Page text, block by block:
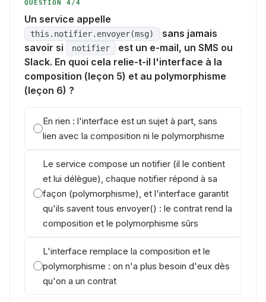
QUESTION 4/4
Un service appelle
this.notifier.envoyer(msg)
sans jamais
savoir si
notifier
est un e-mail, un SMS ou
Slack. En quoi cela relie-t-il l'interface à la
composition (leçon 5) et au polymorphisme
(leçon 6) ?
En rien : l'interface est un sujet à part, sans
lien avec la composition ni le polymorphisme
Le service compose un notifier (il le contient
et lui délègue), chaque notifier répond à sa
façon (polymorphisme), et l'interface garantit
qu'ils savent tous envoyer() : le contrat rend la
composition et le polymorphisme sûrs
L'interface remplace la composition et le
polymorphisme : on n'a plus besoin d'eux dès
qu'on a un contrat